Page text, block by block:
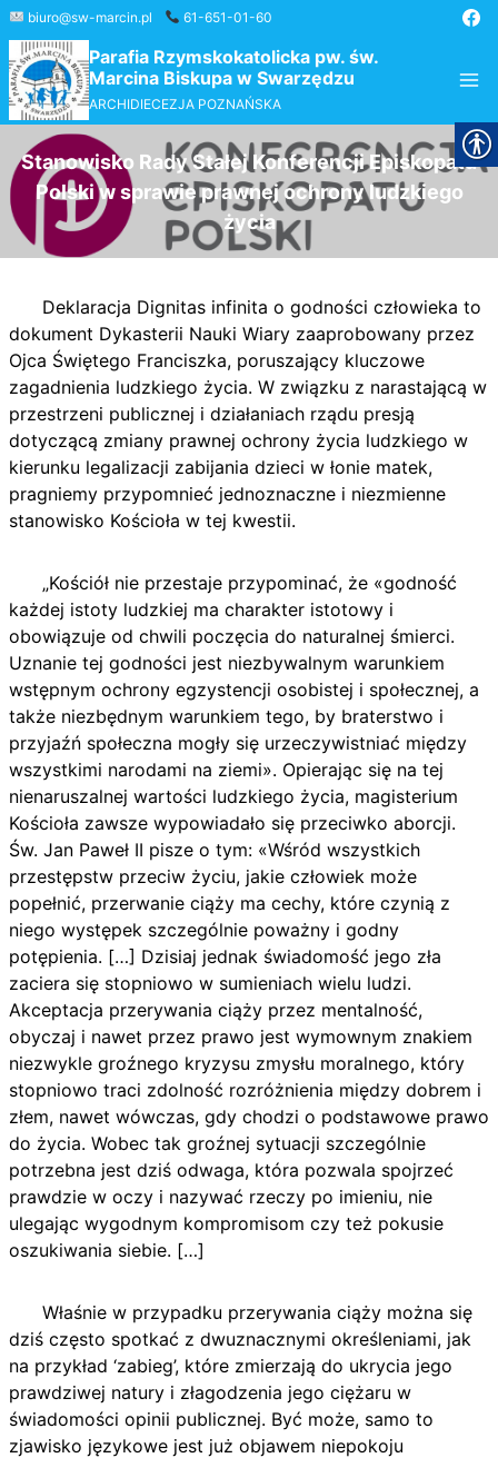
Przejdź
do
treści
biuro@sw-marcin.pl 61-651-01-60
Parafia Rzymskokatolicka pw. św.
Marcina Biskupa w Swarzędzu
ARCHIDIECEZJA POZNAŃSKA
Stanowisko Rady Stałej Konferencji Episkopatu
Polski w sprawie prawnej ochrony ludzkiego
życia
Deklaracja Dignitas infinita o godności człowieka to
dokument Dykasterii Nauki Wiary zaaprobowany przez
Ojca Świętego Franciszka, poruszający kluczowe
zagadnienia ludzkiego życia. W związku z narastającą w
przestrzeni publicznej i działaniach rządu presją
dotyczącą zmiany prawnej ochrony życia ludzkiego w
kierunku legalizacji zabijania dzieci w łonie matek,
pragniemy przypomnieć jednoznaczne i niezmienne
stanowisko Kościoła w tej kwestii.
„Kościół nie przestaje przypominać, że «godność
każdej istoty ludzkiej ma charakter istotowy i
obowiązuje od chwili poczęcia do naturalnej śmierci.
Uznanie tej godności jest niezbywalnym warunkiem
wstępnym ochrony egzystencji osobistej i społecznej, a
także niezbędnym warunkiem tego, by braterstwo i
przyjaźń społeczna mogły się urzeczywistniać między
wszystkimi narodami na ziemi». Opierając się na tej
nienaruszalnej wartości ludzkiego życia, magisterium
Kościoła zawsze wypowiadało się przeciwko aborcji.
Św. Jan Paweł II pisze o tym: «Wśród wszystkich
przestępstw przeciw życiu, jakie człowiek może
popełnić, przerwanie ciąży ma cechy, które czynią z
niego występek szczególnie poważny i godny
potępienia. […] Dzisiaj jednak świadomość jego zła
zaciera się stopniowo w sumieniach wielu ludzi.
Akceptacja przerywania ciąży przez mentalność,
obyczaj i nawet przez prawo jest wymownym znakiem
niezwykle groźnego kryzysu zmysłu moralnego, który
stopniowo traci zdolność rozróżnienia między dobrem i
złem, nawet wówczas, gdy chodzi o podstawowe prawo
do życia. Wobec tak groźnej sytuacji szczególnie
potrzebna jest dziś odwaga, która pozwala spojrzeć
prawdzie w oczy i nazywać rzeczy po imieniu, nie
ulegając wygodnym kompromisom czy też pokusie
oszukiwania siebie. […]
Właśnie w przypadku przerywania ciąży można się
dziś często spotkać z dwuznacznymi określeniami, jak
na przykład ‘zabieg’, które zmierzają do ukrycia jego
prawdziwej natury i złagodzenia jego ciężaru w
świadomości opinii publicznej. Być może, samo to
zjawisko językowe jest już objawem niepokoju